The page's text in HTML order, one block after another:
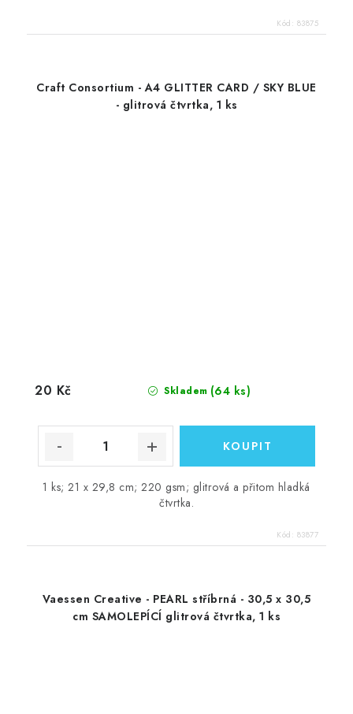
Kód: 83875
Craft Consortium - A4 GLITTER CARD / SKY BLUE
- glitrová čtvrtka, 1 ks
Skladem (64 ks)
20 Kč
1 ks; 21 x 29,8 cm; 220 gsm; glitrová a přitom hladká
čtvrtka.
Kód: 83877
Vaessen Creative - PEARL stříbrná - 30,5 x 30,5
cm SAMOLEPÍCÍ glitrová čtvrtka, 1 ks